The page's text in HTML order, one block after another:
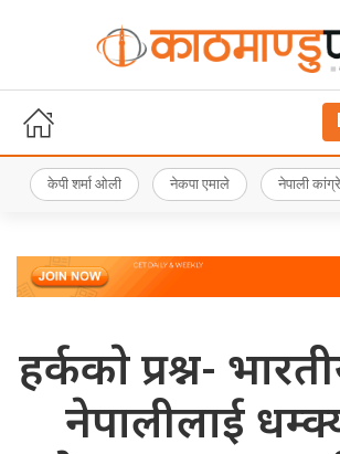
केपी शर्मा ओली नेकपा एमाले नेपाली
हर्ककाे प्रश्न-
नेपालीलाई